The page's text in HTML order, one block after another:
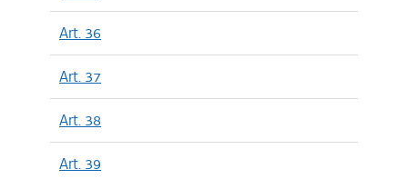
Art. 36
Art. 37
Art. 38
Art. 39